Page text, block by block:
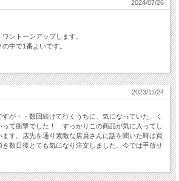
2024/07/26
ントーンアップします。
中で1番よいです。
2023/11/24
が・・数回続けて行くうちに、気になっていた、く
って衝撃でした！ すっかりこの商品が気に入ってし
ます。店先を通り素敵な店員さんに話を聞いた時は買
数日後とても気になり注文しました。今では手放せ